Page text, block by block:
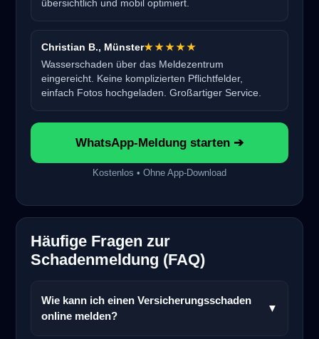
übersichtlich und mobil optimiert.
Christian B., Münster★★★★★
Wasserschaden über das Meldezentrum
eingereicht. Keine komplizierten Pflichtfelder,
einfach Fotos hochgeladen. Großartiger Service.
WhatsApp-Meldung starten ➔
Kostenlos • Ohne App-Download
Häufige Fragen zur
Schadenmeldung (FAQ)
Wie kann ich einen Versicherungsschaden
online melden?
▼